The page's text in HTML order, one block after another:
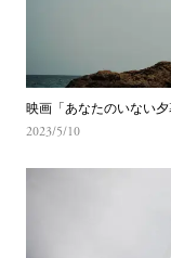
映画「あなたのいない
2023/5/10